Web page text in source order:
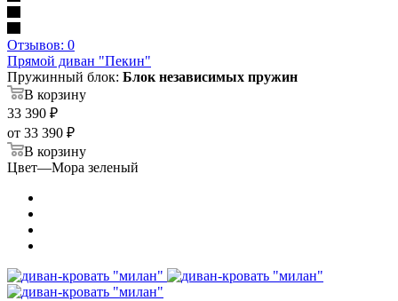
Отзывов: 0
Прямой диван "Пекин"
Пружинный блок: Блок независимых пружин
В корзину
33 390 ₽
от 33 390 ₽
В корзину
Цвет—Мора зеленый